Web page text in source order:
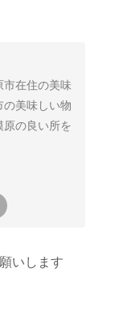
市在住の美味
の美味しい物
原の良い所を
いします